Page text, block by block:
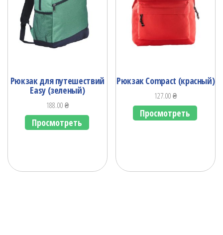
Рюкзак для путешествий
Easy (зеленый)
188.00₴
Просмотреть
Рюкзак Compact (красный)
127.00₴
Просмотреть